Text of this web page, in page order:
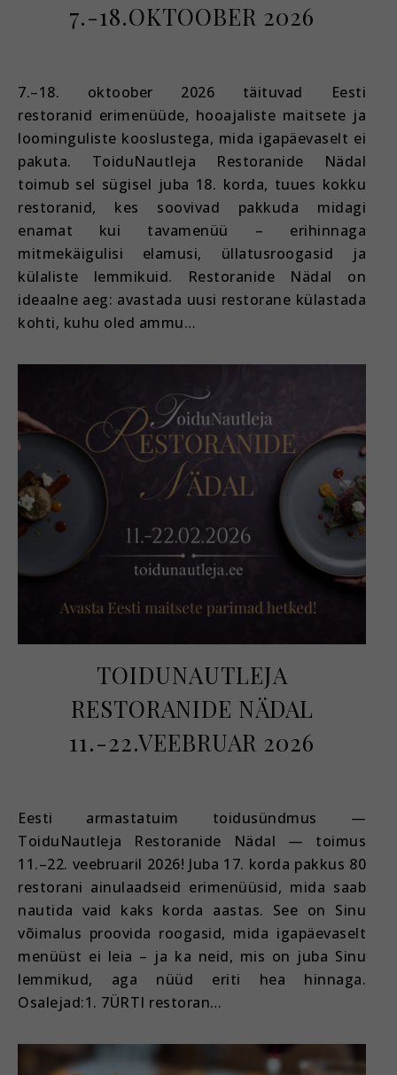
7.-18.OKTOOBER 2026
7.–18. oktoober 2026 täituvad Eesti
restoranid erimenüüde, hooajaliste maitsete ja
loominguliste kooslustega, mida igapäevaselt ei
pakuta. ToiduNautleja Restoranide Nädal
toimub sel sügisel juba 18. korda, tuues kokku
restoranid, kes soovivad pakkuda midagi
enamat kui tavamenüü – erihinnaga
mitmekäigulisi elamusi, üllatusroogasid ja
külaliste lemmikuid. Restoranide Nädal on
ideaalne aeg: avastada uusi restorane külastada
kohti, kuhu oled ammu…
TOIDUNAUTLEJA
RESTORANIDE NÄDAL
11.-22.VEEBRUAR 2026
Eesti armastatuim toidusündmus —
ToiduNautleja Restoranide Nädal — toimus
11.–22. veebruaril 2026! Juba 17. korda pakkus 80
restorani ainulaadseid erimenüüsid, mida saab
nautida vaid kaks korda aastas. See on Sinu
võimalus proovida roogasid, mida igapäevaselt
menüüst ei leia – ja ka neid, mis on juba Sinu
lemmikud, aga nüüd eriti hea hinnaga.
Osalejad:1. 7ÜRTI restoran…